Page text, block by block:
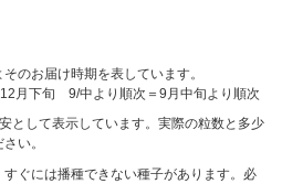
のお届け時期を表しています。
月下旬 9/中より順次＝9月中旬より順次
として表示しています。実際の粒数と多少
い。
ぐには播種できない種子があります。必